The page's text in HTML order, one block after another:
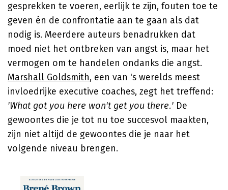
gesprekken te voeren, eerlijk te zijn, fouten toe te
geven én de confrontatie aan te gaan als dat
nodig is. Meerdere auteurs benadrukken dat
moed niet het ontbreken van angst is, maar het
vermogen om te handelen ondanks die angst.
Marshall Goldsmith, een van 's werelds meest
invloedrijke executive coaches, zegt het treffend:
'What got you here won't get you there.' De
gewoontes die je tot nu toe succesvol maakten,
zijn niet altijd de gewoontes die je naar het
volgende niveau brengen.